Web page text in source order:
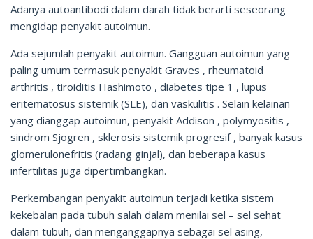
Adanya autoantibodi dalam darah tidak berarti seseorang
mengidap penyakit autoimun.
Ada sejumlah penyakit autoimun. Gangguan autoimun yang
paling umum termasuk penyakit Graves , rheumatoid
arthritis , tiroiditis Hashimoto , diabetes tipe 1 , lupus
eritematosus sistemik (SLE), dan vaskulitis . Selain kelainan
yang dianggap autoimun, penyakit Addison , polymyositis ,
sindrom Sjogren , sklerosis sistemik progresif , banyak kasus
glomerulonefritis (radang ginjal), dan beberapa kasus
infertilitas juga dipertimbangkan.
Perkembangan penyakit autoimun terjadi ketika sistem
kekebalan pada tubuh salah dalam menilai sel – sel sehat
dalam tubuh, dan menganggapnya sebagai sel asing,